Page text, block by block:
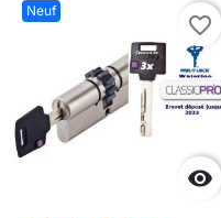
Neuf

favorite_border